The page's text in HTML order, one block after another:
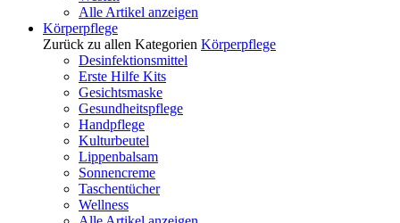
Alle Artikel anzeigen
Körperpflege
Zurück zu allen Kategorien Körperpflege
Desinfektionsmittel
Erste Hilfe Kits
Gesichtsmaske
Gesundheitspflege
Handpflege
Kulturbeutel
Lippenbalsam
Sonnencreme
Taschentücher
Wellness